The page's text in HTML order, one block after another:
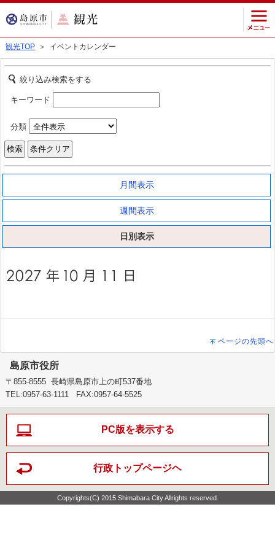
観光TOP ＞ イベントカレンダー
絞り込み検索をする
キーワード
分類
月間表示
週間表示
日別表示
ページの先頭へ
島原市役所
〒855-8555 長崎県島原市上の町537番地
TEL:0957-63-1111 FAX:0957-64-5525
PC版を表示する
行政トップページヘ
Copyrights(C) 2015 Shimabara City Allrights reserved.